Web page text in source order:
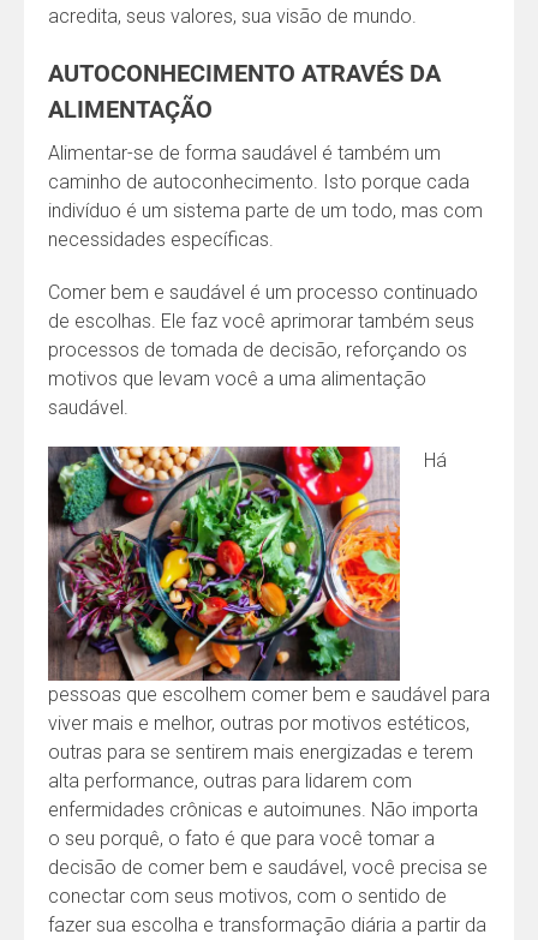
acredita, seus valores, sua visão de mundo.
AUTOCONHECIMENTO ATRAVÉS DA
ALIMENTAÇÃO
Alimentar-se de forma saudável é também um
caminho de autoconhecimento. Isto porque cada
indivíduo é um sistema parte de um todo, mas com
necessidades específicas.
Comer bem e saudável é um processo continuado
de escolhas. Ele faz você aprimorar também seus
processos de tomada de decisão, reforçando os
motivos que levam você a uma alimentação
saudável.
Há
pessoas que escolhem comer bem e saudável para
viver mais e melhor, outras por motivos estéticos,
outras para se sentirem mais energizadas e terem
alta performance, outras para lidarem com
enfermidades crônicas e autoimunes. Não importa
o seu porquê, o fato é que para você tomar a
decisão de comer bem e saudável, você precisa se
conectar com seus motivos, com o sentido de
fazer sua escolha e transformação diária a partir da